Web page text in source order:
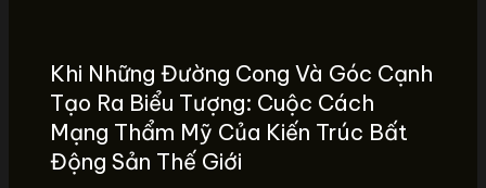
Khi Những Đường Cong Và Góc Cạnh
Tạo Ra Biểu Tượng: Cuộc Cách
Mạng Thẩm Mỹ Của Kiến Trúc Bất
Động Sản Thế Giới